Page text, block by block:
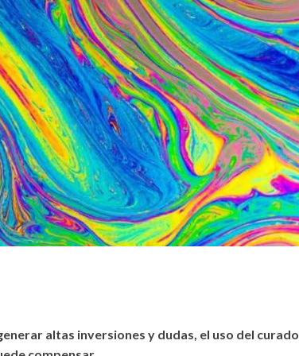
altas inversiones y dudas, el uso del curado